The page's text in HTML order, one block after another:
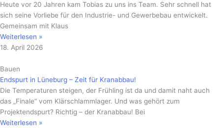
Heute vor 20 Jahren kam Tobias zu uns ins Team. Sehr schnell hat
sich seine Vorliebe für den Industrie- und Gewerbebau entwickelt.
Gemeinsam mit Klaus
Weiterlesen »
18. April 2026
Bauen
Endspurt in Lüneburg – Zeit für Kranabbau!
Die Temperaturen steigen, der Frühling ist da und damit naht auch
das „Finale“ vom Klärschlammlager. Und was gehört zum
Projektendspurt? Richtig – der Kranabbau! Bei
Weiterlesen »